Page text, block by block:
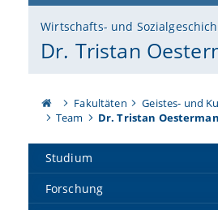
Wirtschafts- und
Dr. Tristan
Fakultäten Geistes- und
Team
Dr. Tristan
Studium
Forschung